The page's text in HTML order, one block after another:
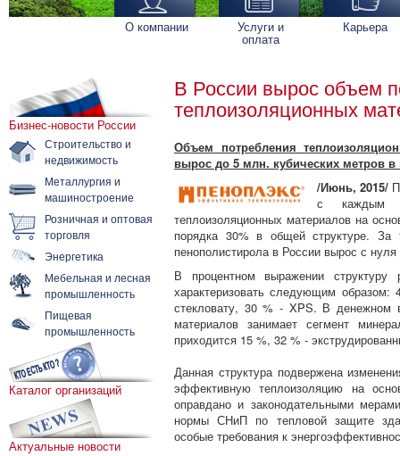
О компании Услуги и
оплата
Карьера
Бизнес-новости России
Строительство и
недвижимость
Металлургия и
машиностроение
Розничная и оптовая
торговля
Энергетика
Мебельная и лесная
промышленность
Пищевая
промышленность
Каталог организаций
Актуальные новости
В России вырос объем
теплоизоляционных
Объем потребления
вырос до 5 млн. кубических метров в
/Июнь, 2015/
с каждым
теплоизоляционных материалов на
порядка 30% в общей структуре. За
пенополистирола в России вырос с
В процентном выражении структуру
характеризовать следующим
стекловату, 30 % - XPS. В денежном
материалов занимает сегмент
приходится 15 %, 32 % -
Данная структура подвержена
эффективную теплоизоляцию на
оправдано и законодательными
нормы СНиП по тепловой защите
особые требования к